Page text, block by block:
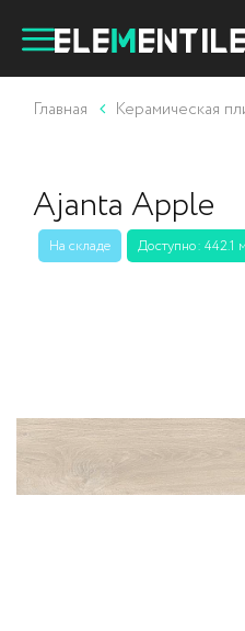
Главная Керамическая
Ajanta Apple
На складе Доступно: 442.1